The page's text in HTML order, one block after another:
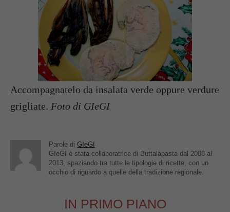
Accompagnatelo da insalata verde oppure verdure
grigliate. Foto di GIeGI
Parole di GIeGI
GIeGI è stata collaboratrice di Buttalapasta dal 2008 al
2013, spaziando tra tutte le tipologie di ricette, con un
occhio di riguardo a quelle della tradizione regionale.
IN PRIMO PIANO